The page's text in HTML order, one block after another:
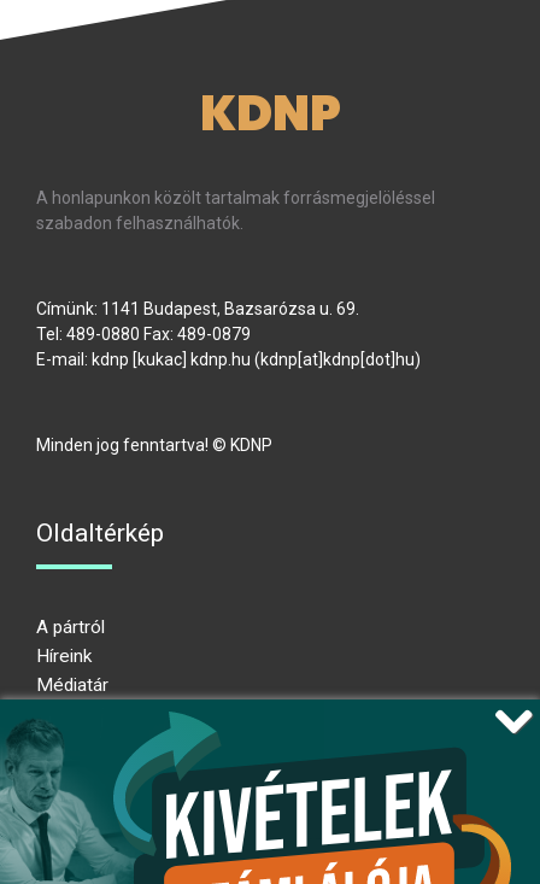
KDNP
A honlapunkon közölt tartalmak forrásmegjelöléssel
szabadon felhasználhatók.
Címünk: 1141 Budapest, Bazsarózsa u. 69.
Tel: 489-0880 Fax: 489-0879
E-mail: kdnp [kukac] kdnp.hu (kdnp[at]kdnp[dot]hu)
Minden jog fenntartva! © KDNP
Oldaltérkép
A pártról
Híreink
Médiatár
Adatkezelési nyilatkozat
Átláthatósági nyilatkozat
Ugrás az oldal tetejére
Kövessen minket!